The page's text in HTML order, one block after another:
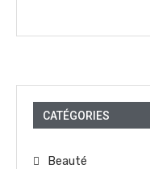
CATÉGORIES
Beauté